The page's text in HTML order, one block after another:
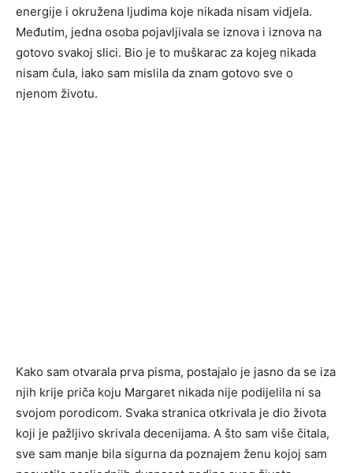
energije i okružena ljudima koje nikada nisam vidjela.
Međutim, jedna osoba pojavljivala se iznova i iznova na
gotovo svakoj slici. Bio je to muškarac za kojeg nikada
nisam čula, iako sam mislila da znam gotovo sve o
njenom životu.
Kako sam otvarala prva pisma, postajalo je jasno da se iza
njih krije priča koju Margaret nikada nije podijelila ni sa
svojom porodicom. Svaka stranica otkrivala je dio života
koji je pažljivo skrivala decenijama. A što sam više čitala,
sve sam manje bila sigurna da poznajem ženu kojoj sam